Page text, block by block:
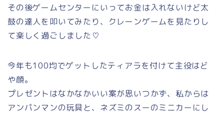
その後ゲームセンターにいってお金は入れないけど太
鼓の達人を叩いてみたり、クレーンゲームを見たりし
て楽しく過ごしました♡
今年も100均でゲットしたティアラを付けて主役はど
や顔。
プレゼントはなかなかいい案が思いつかず、私からは
アンパンマンの玩具と、ネズミのスーのミニカーにし